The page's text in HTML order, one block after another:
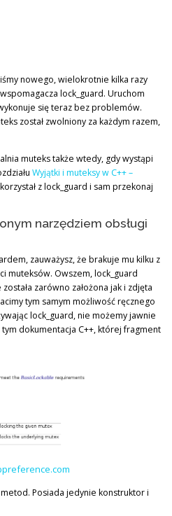
nowego, wielokrotnie kilka razy
lock_guard. Uruchom
się teraz bez problemów.
został zwolniony za każdym razem,
muteks także wtedy, gdy wystąpi
Wyjątki i muteksy w C++ –
z lock_guard i sam przekonaj
narzędziem obsługi
zauważysz, że brakuje mu kilku z
muteksów. Owszem, lock_guard
zarówno założona jak i zdjęta
tym samym możliwość ręcznego
lock_guard, nie możemy jawnie
dokumentacja C++, której fragment
Posiada jedynie konstruktor i